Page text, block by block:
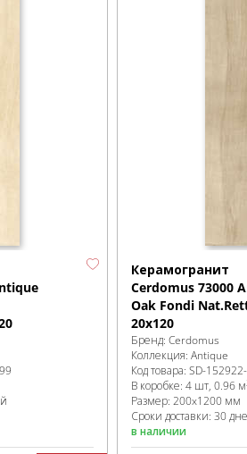
Керамогранит
Cerdomus 73000
Oak Fondi
20x120
Бренд:Cerdomus
Коллекция:Antique
Код товара:SD-152922
В коробке:4 шт, 0.96 м
Размер:200x1200 мм
Сроки доставки: 30
в наличии